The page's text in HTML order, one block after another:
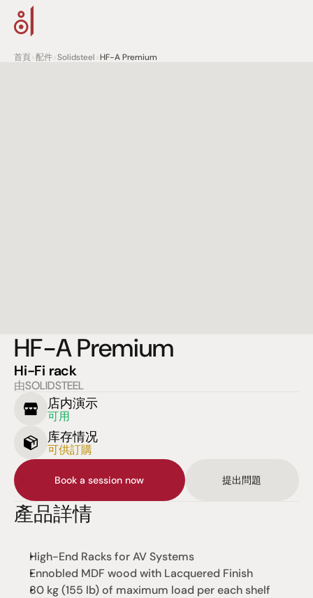
首頁>配件>Solidsteel>HF-A Premium
HF-A Premium
Hi-Fi rack
由SOLIDSTEEL
店内演示
可用
库存情况
可供訂購
Book a session now 提出問題
產品詳情
High-End Racks for AV Systems
Ennobled MDF wood with Lacquered Finish
80 kg (155 lb) of maximum load per each shelf